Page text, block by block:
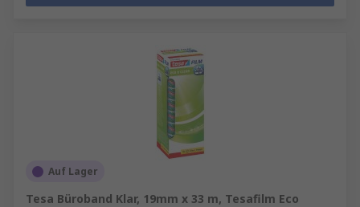
Auf Lager
Tesa Büroband Klar, 19mm x 33 m, Tesafilm Eco